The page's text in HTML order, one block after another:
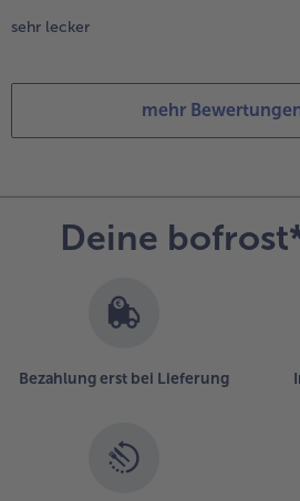
sehr lecker
mehr
Deine
Bezahlung erst bei Lieferung